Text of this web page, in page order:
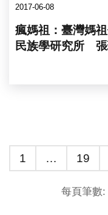
2017-06-08
瘋媽祖：臺灣媽
民族學研究所
1 … 19
每頁筆數: